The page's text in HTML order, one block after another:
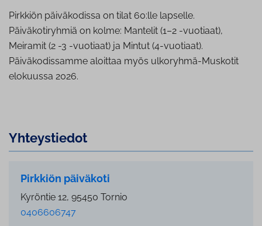
Pirkkiön päiväkodissa on tilat 60:lle lapselle.
Päiväkotiryhmiä on kolme: Mantelit (1–2 -vuotiaat),
Meiramit (2 -3 -vuotiaat) ja Mintut (4-vuotiaat).
Päiväkodissamme aloittaa myös ulkoryhmä-Muskotit
elokuussa 2026.
Yh­teys­tie­dot
Pirkkiön päiväkoti
Kyröntie 12, 95450 Tornio
0406606747